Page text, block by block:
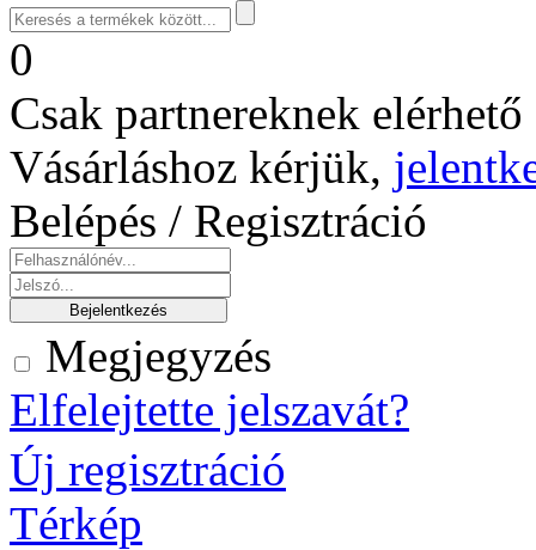
0
Csak partnereknek
Vásárláshoz kérjük,
Belépés / Regisztráció
Megjegyzés
Elfelejtette jelszavát?
Új regisztráció
Térkép